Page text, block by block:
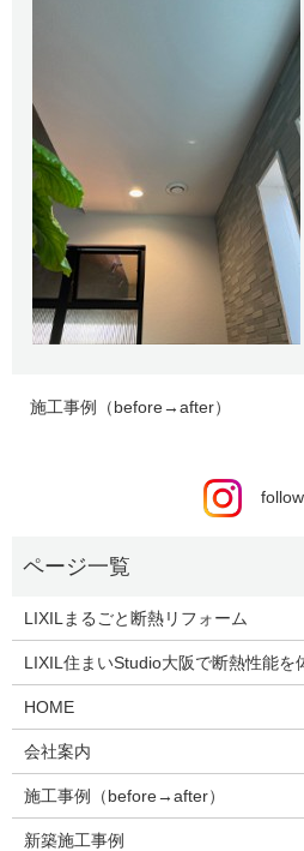
施工事例（before→after）
LIXILまるごと断熱リフォーム
LIXIL住まいStudio大阪で断熱性能を
HOME
会社案内
施工事例（before→after）
新築施工事例